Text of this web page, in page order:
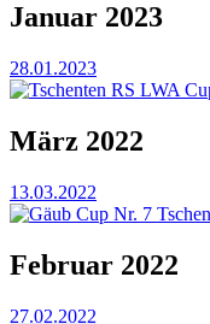
Januar 2023
28.01.2023
Tschenten RS LWA
März 2022
13.03.2022
Gäub Cup Nr. 7
Februar 2022
27.02.2022